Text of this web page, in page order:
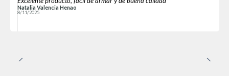
Natalia Valencia Henao
8/11/2025